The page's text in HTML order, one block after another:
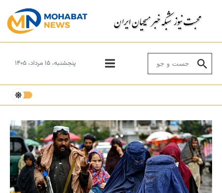
پنجشنبه، ۱۵ مرداد، ۱۴۰۵